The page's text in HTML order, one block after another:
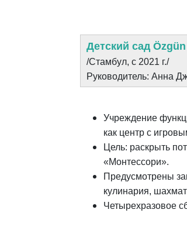
Детский сад
/Стамбул, с 2021 г./
Руководитель: Анна
Учреждение
как центр с
Цель: раскрыть
«Монтессори».
Предусмотрены
кулинария,
Четырехразовое